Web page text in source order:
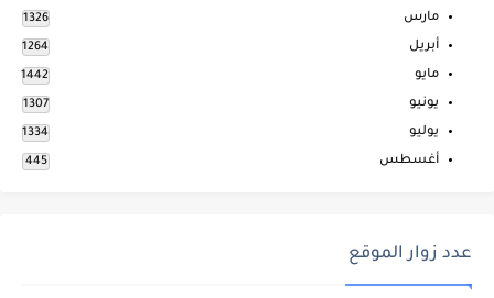
مارس 1326
أبريل 1264
مايو 1442
يونيو 1307
يوليو 1334
أغسطس 445
عدد زوار الموقع